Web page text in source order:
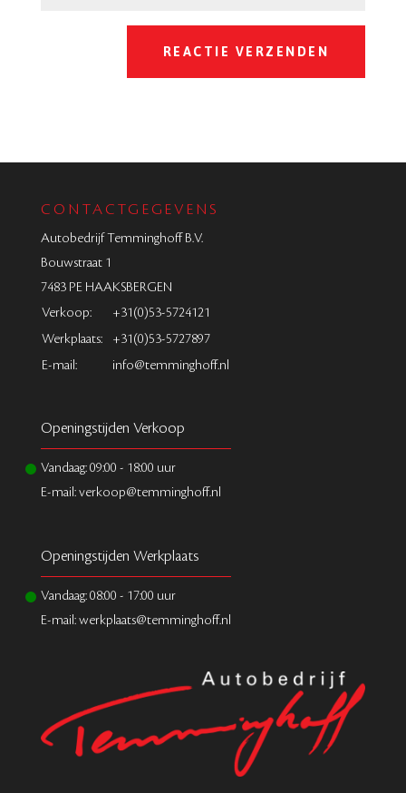
CONTACTGEGEVENS
Autobedrijf Temminghoff B.V.
Bouwstraat 1
7483 PE HAAKSBERGEN
Verkoop:
+31(0)53-5724121
Werkplaats:
+31(0)53-5727897
E-mail:
info@temminghoff.nl
Openingstijden Verkoop
Vandaag:09:00 - 18:00 uur
E-mail: verkoop@temminghoff.nl
Openingstijden Werkplaats
Vandaag:08:00 - 17:00 uur
E-mail: werkplaats@temminghoff.nl